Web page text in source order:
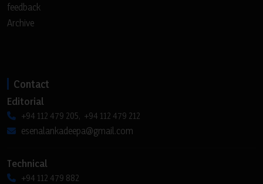
feedback
Archive
Contact
Editorial
+94 112 479 205, +94 112 479 212
esenalankadeepa@gmail.com
Technical
+94 112 479 882